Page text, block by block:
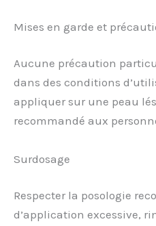
Mises en garde et
Aucune précaution
dans des conditions
appliquer sur une peau
recommandé aux
Surdosage
Respecter la posologie
d’application excessive,